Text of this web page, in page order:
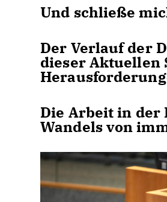
Und schließe
Der Verlauf der
dieser Aktuellen
Die Arbeit in der
Wandels von